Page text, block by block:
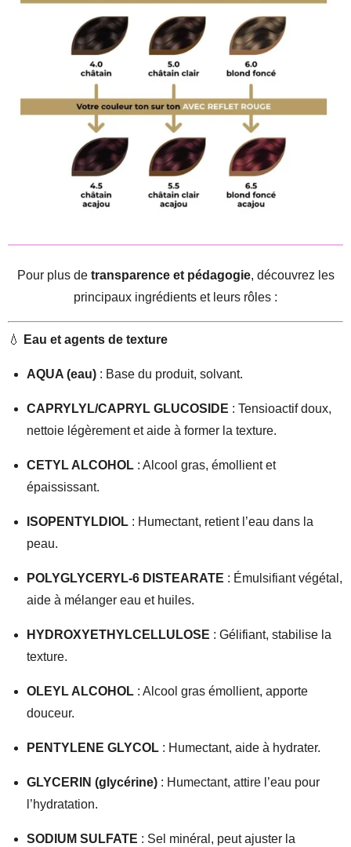
Pour plus de transparence et pédagogie, découvrez les
principaux ingrédients et leurs rôles :
💧 Eau et agents de texture
AQUA (eau) : Base du produit, solvant.
CAPRYLYL/CAPRYL GLUCOSIDE : Tensioactif doux,
nettoie légèrement et aide à former la texture.
CETYL ALCOHOL : Alcool gras, émollient et
épaississant.
ISOPENTYLDIOL : Humectant, retient l’eau dans la
peau.
POLYGLYCERYL-6 DISTEARATE : Émulsifiant végétal,
aide à mélanger eau et huiles.
HYDROXYETHYLCELLULOSE : Gélifiant, stabilise la
texture.
OLEYL ALCOHOL : Alcool gras émollient, apporte
douceur.
PENTYLENE GLYCOL : Humectant, aide à hydrater.
GLYCERIN (glycérine) : Humectant, attire l’eau pour
l’hydratation.
SODIUM SULFATE : Sel minéral, peut ajuster la